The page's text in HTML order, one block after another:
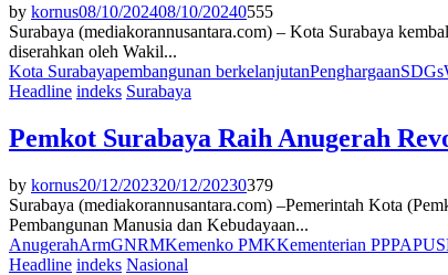
by kornus08/10/202408/10/20240555
Surabaya (mediakorannusantara.com) – Kota Surabaya
diserahkan oleh Wakil...
Kota Surabayapembangunan berkelanjutanPenghargaanSDGs
Headline indeks Surabaya
Pemkot Surabaya Raih Anugerah
by kornus20/12/202320/12/20230379
Surabaya (mediakorannusantara.com) –Pemerintah Kota
Pembangunan Manusia dan Kebudayaan...
AnugerahArmGNRMKemenko PMKKementerian PPPA
Headline indeks Nasional